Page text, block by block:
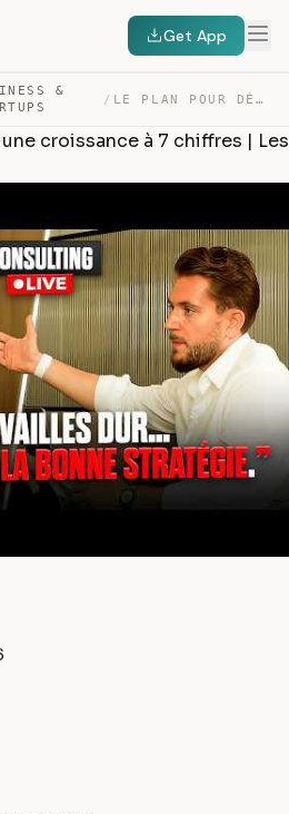
Get App
&
/ LE PLAN POUR DÉBLOQUER UNE CROISSANCE À 7 CHIFFRES | LE… — TRANSCRIPT
croissance à 7 chiffres | Les